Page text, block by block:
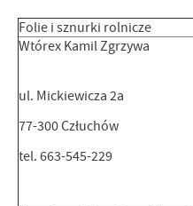
Folie i sznurki rolnicze
Wtórex Kamil Zgrzywa
ul. Mickiewicza 2a
77-300 Człuchów
tel. 663-545-229